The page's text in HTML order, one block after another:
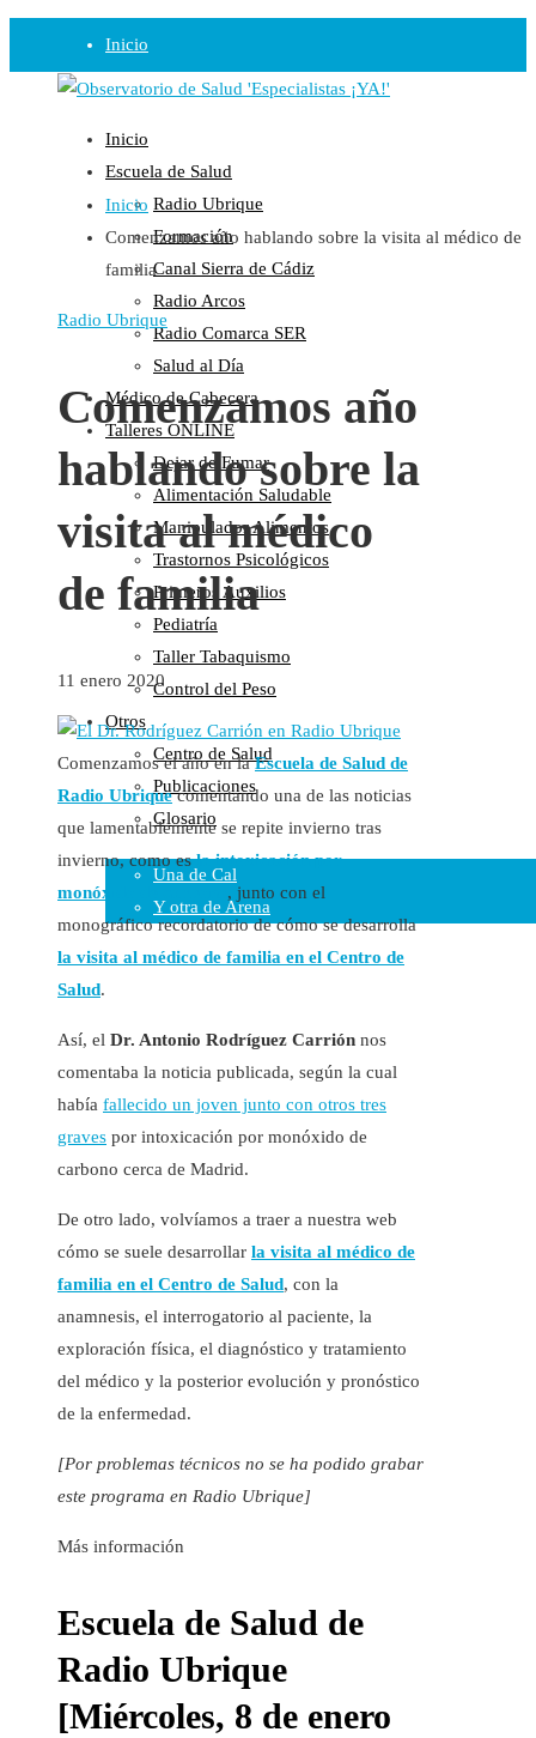
Inicio
Observatorio
Opinión
Radio
Guadalinfo Salud
Radio Guadalete
COPE Pontevedra
Salud en Radio Ubrique
Salud en Verano
Plataforma
Manifiestos
Comunicados
En nuestra Web
Colaboraciones
Cartas al Director
Medios de Comunicación
Otros
Vídeos
Audio
Cara Oscura Sanidad
Humor
Cal y Arena
Una de Cal
Y otra de Arena
Noticias Sanitarias
Inicio
Escuela de Salud
Radio Ubrique
Formación
Canal Sierra de Cádiz
Radio Arcos
Radio Comarca SER
Salud al Día
Médico de Cabecera
Talleres ONLINE
Dejar de Fumar
Alimentación Saludable
Manipulador Alimentos
Trastornos Psicológicos
Primeros Auxilios
Pediatría
Taller Tabaquismo
Control del Peso
Otros
Centro de Salud
Publicaciones
Glosario
Inicio
Comenzamos año hablando sobre la visita al médico de
familia
Radio Ubrique
Comenzamos año
hablando sobre la
visita al médico
de familia
11 enero 2020
Comenzamos el año en laEscuela de Salud de
Radio Ubriquecomentando una de las noticias
que lamentablemente se repite invierno tras
invierno, como esla intoxicación por
monóxido de carbono , junto con el
monográfico recordatorio de cómo se desarrolla
la visita al médico de familia en el Centro de
Salud.
Así, el Dr. Antonio Rodríguez Carrión nos
comentaba la noticia publicada, según la cual
había fallecido un joven junto con otros tres
graves por intoxicación por monóxido de
carbono cerca de Madrid.
De otro lado, volvíamos a traer a nuestra web
cómo se suele desarrollar la visita al médico de
familia en el Centro de Salud, con la
anamnesis, el interrogatorio al paciente, la
exploración física, el diagnóstico y tratamiento
del médico y la posterior evolución y pronóstico
de la enfermedad.
[Por problemas técnicos no se ha podido grabar
este programa en Radio Ubrique]
Más información
Escuela de Salud de
Radio Ubrique
[Miércoles, 8 de enero